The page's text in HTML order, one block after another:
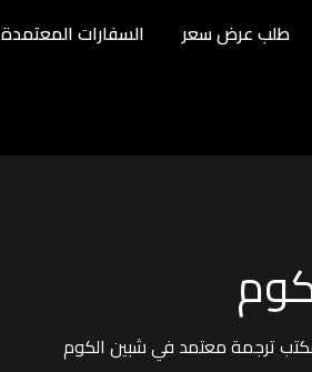
طلب عرض سعر السفارات المعتمدة
ترجمة معتمد في شبين الكوم